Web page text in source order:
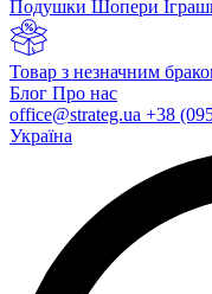
Подушки Шопери
Товар з незначним
Блог Про нас
office@strateg.ua +38
Україна